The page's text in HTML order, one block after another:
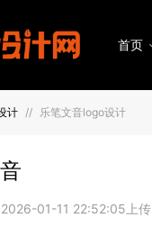
首页
计 // 乐笔文音logo设计
2026-01-11 22:52:05上传